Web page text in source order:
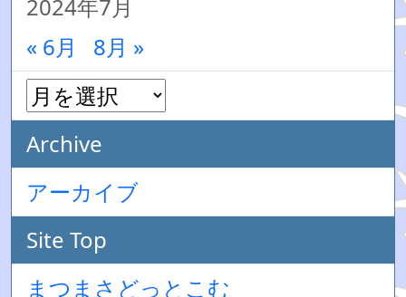
2024年7月
« 6月 8月 »
Archive
アーカイブ
Site Top
まつまさどっとこむ